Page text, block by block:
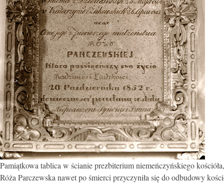
Pamiątkowa tablica w ścianie prezbiterium niemeńczyńskiego
Róża Parczewska nawetpo śmierci przyczyniła się do odbudowy